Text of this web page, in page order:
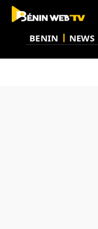
BENIN NEWS